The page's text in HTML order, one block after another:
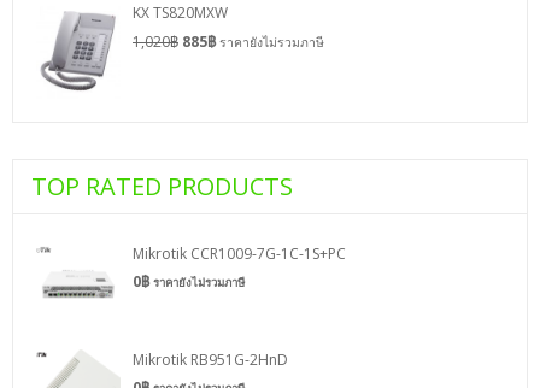
KX TS820MXW
1,020฿ 885฿ ราคายังไม่รวมภาษี
TOP RATED PRODUCTS
Mikrotik CCR1009-7G-1C-1S+PC
0฿ ราคายังไม่รวมภาษี
Mikrotik RB951G-2HnD